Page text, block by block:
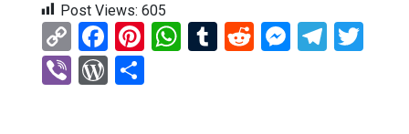
Post Views: 605
C
o
py
F
a
ce
Pi W T
R
M T
Vi W